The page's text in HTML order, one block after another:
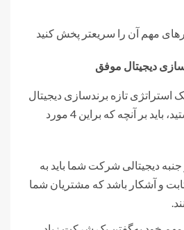
مهم آن را سریعتر پخش کنید
دیجیتال موفق
استراتژی تازه برندسازی دیجیتال
برای کسب و کار خود هستید، باید بر آنچه که براین 4 مورد
دیجیتالی شرکت شما باید به
و آشکار باشد که مشتریان شما